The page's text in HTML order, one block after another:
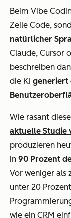
Beim Vibe
Zeile Code,
natürlicher
Claude, Cursor
beschreiben
die KI generiert
Wie rasant
aktuelle Studie
produzieren
in 90 Prozent
Vor weniger als
unter 20
wie ein CRM